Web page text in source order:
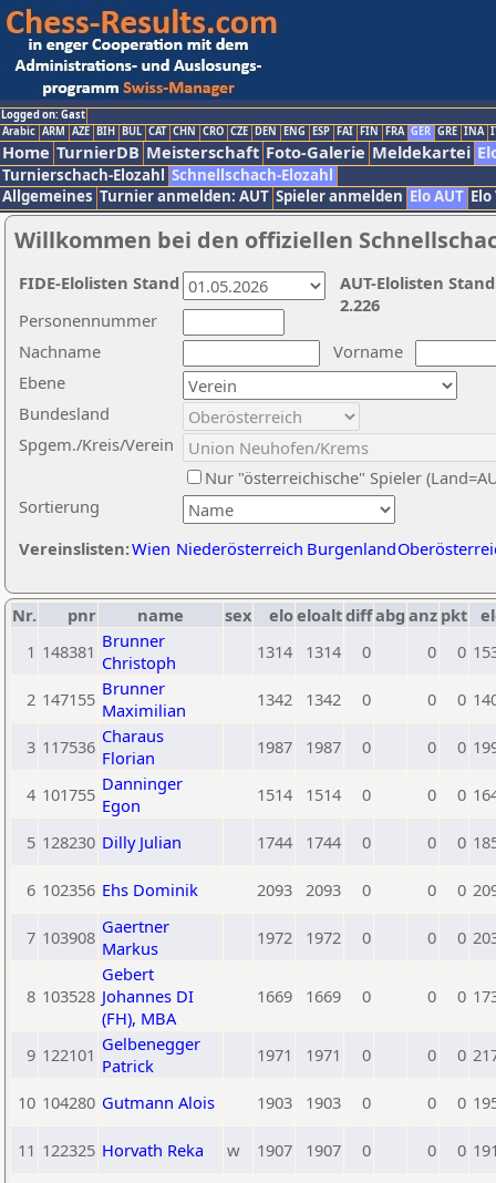
Logged on: Gast
Arabic ARM AZE BIH BUL CAT CHN CRO CZE DEN ENG ESP FAI FIN FRA GER GRE INA
Home TurnierDB Meisterschaft Foto-Galerie Meldekartei
Turnierschach-Elozahl Schnellschach-Elozahl
Allgemeines Turnier anmelden: AUT Spieler anmelden Elo AUT
Willkommen bei den offiziellen
Nachname
Vorname
Ebene
Sortierung
Personennummer
Bundesland
Spgem./Kreis/Verein
Nur "österreichische" Spieler
Vereinslisten:Wien Niederösterreich Burgenland
AUT-Elolisten
2.226
FIDE-Elolisten Stand
Nr. pnr name sex eloeloaltdiffabg anz pkt
1 148381 Brunner
Christoph
1314 1314 0 0 0
2 147155 Brunner
Maximilian
1342 1342 0 0 0
3 117536 Charaus
Florian
1987 1987 0 0 0
4 101755 Danninger
Egon
1514 1514 0 0 0
5 128230 Dilly Julian 1744 1744 0 0 0
6 102356 Ehs Dominik 2093 2093 0 0 0
7 103908 Gaertner
Markus
1972 1972 0 0 0
8 103528
Gebert
Johannes DI
(FH), MBA
1669 1669 0 0 0
9 122101 Gelbenegger
Patrick
1971 1971 0 0 0
10 104280 Gutmann Alois 1903 1903 0 0 0
11 122325 Horvath Reka w 1907 1907 0 0 0